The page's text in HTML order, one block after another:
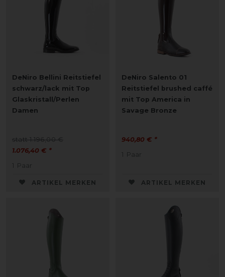
DeNiro Bellini Reitstiefel
schwarz/lack mit Top
Glaskristall/Perlen
Damen
statt 1.196,00 €
1.076,40 € *
1 Paar
ARTIKEL MERKEN
DeNiro Salento 01
Reitstiefel brushed caffé
mit Top America in
Savage Bronze
940,80 € *
1 Paar
ARTIKEL MERKEN